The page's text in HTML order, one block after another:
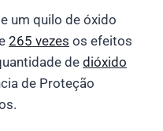
um quilo de óxido
265 vezes os efeitos
de dióxido
de Proteção